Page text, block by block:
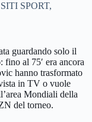
SITI SPORT,
guardando solo il
al 75′ era ancora
hanno trasformato
in TV o vuole
Mondiali della
del torneo.